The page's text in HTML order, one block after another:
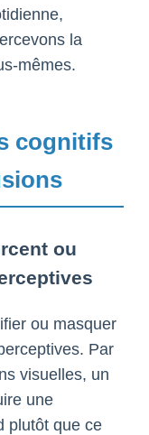
la
mêmes.
cognitifs
ou
ou masquer
Par
visuelles, un
une
plutôt que ce